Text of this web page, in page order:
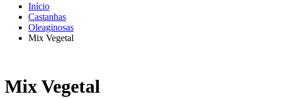
Início
Castanhas
Oleaginosas
Mix Vegetal
Mix Vegetal